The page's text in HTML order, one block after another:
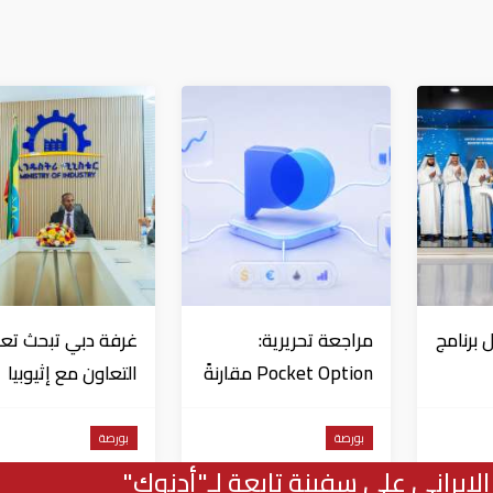
مراجعة تحريرية:
Pocket Option مقارنةً
بورصة
غرفة دبي تبحث
التعاون مع إثيوبيا
بورصة
على سفينة تابعة لـ"أدنوك"